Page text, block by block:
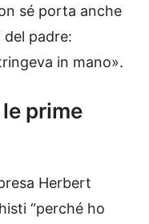
sé porta anche
del padre:
in mano».
prime
Herbert
“perché ho